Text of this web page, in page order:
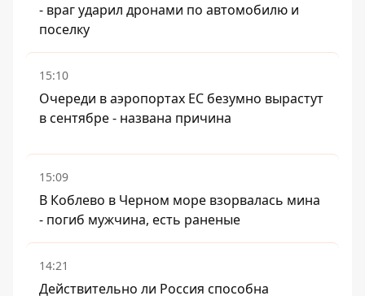
- враг ударил дронами по автомобилю и
поселку
15:10
Очереди в аэропортах ЕС безумно вырастут
в сентябре - названа причина
15:09
В Коблево в Черном море взорвалась мина
- погиб мужчина, есть раненые
14:21
Действительно ли Россия способна